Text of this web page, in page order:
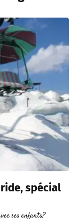
spécial
ses enfants?